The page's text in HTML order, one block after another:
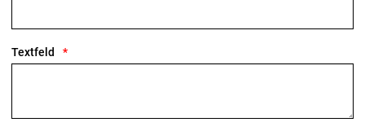
Anzahl Gänge: 1
Ganganzeige, 10-fach
Textfeld